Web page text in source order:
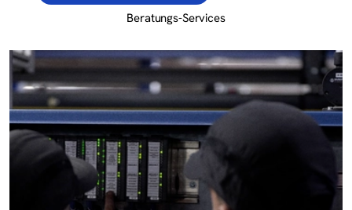
Beratungs-Services